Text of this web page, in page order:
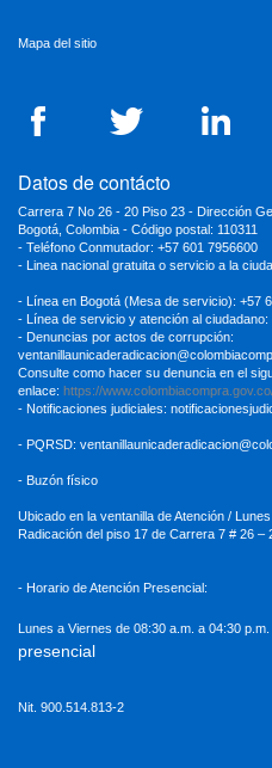
Mapa del sitio
Datos de contácto
Carrera 7 No 26 - 20 Piso 23 - Dirección
Bogotá, Colombia - Código postal: 110311
- Teléfono Conmutador: +57 601 7956600
- Linea nacional gratuita o servicio a la
- Línea en Bogotá (Mesa de servicio): +57
- Línea de servicio y atención al ciudadano:
- Denuncias por actos de corrupción:
ventanillaunicaderadicacion
Consulte como hacer su denuncia en el
enlace: https://
- Notificaciones judiciales:
- PQRSD:
- Buzón físico
Ubicado en la ventanilla de Atención /
Radicación del piso 17 de Carrera 7 # 26 –
- Horario de Atención Presencial:
Lunes a Viernes de 08:30 a.m. a 04:30 p.m.
presencial
Nit. 900.514.813-2